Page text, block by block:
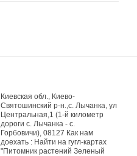
Киевская обл., Киево-
Святошинский р-н.,с. Лычанка, ул
Центральная,1 (1-й километр
дороги с. Лычанка - с.
Горбовичи), 08127 Как нам
доехать : Найти на гугл-картах
"Питомник растений Зеленый